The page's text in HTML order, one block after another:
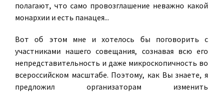
полагают, что само провозглашение неважно какой
монархии и есть панацея...
Вот об этом мне и хотелось бы поговорить с
участниками нашего совещания, сознавая всю его
непредставительность и даже микроскопичность во
всероссийском масштабе. Поэтому, как Вы знаете, я
предложил организаторам изменить